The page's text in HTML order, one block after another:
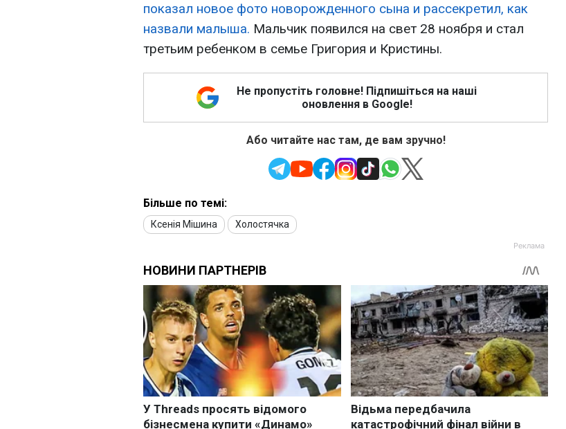
показал новое фото новорожденного сына и рассекретил, как
назвали малыша. Мальчик появился на свет 28 ноября и стал
третьим ребенком в семье Григория и Кристины.
Не пропустіть головне! Підпишіться на наші
оновлення в Google!
Або читайте нас там, де вам зручно!
Більше по темі:
Ксенія Мішина Холостячка